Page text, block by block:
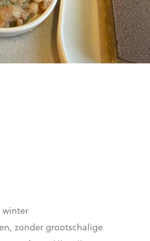
winter
zonder grootschalige